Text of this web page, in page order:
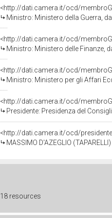
<http://dati.camera.it/ocd/
Ministro: Ministero della Guerra,
<http://dati.camera.it/ocd/
Ministro: Ministero delle Finanze,
<http://dati.camera.it/ocd/
Ministro: Ministero per gli Affari
<http://dati.camera.it/ocd/
Presidente: Presidenza del
<http://dati.camera.it/ocd/
MASSIMO D'AZEGLIO
18 resources